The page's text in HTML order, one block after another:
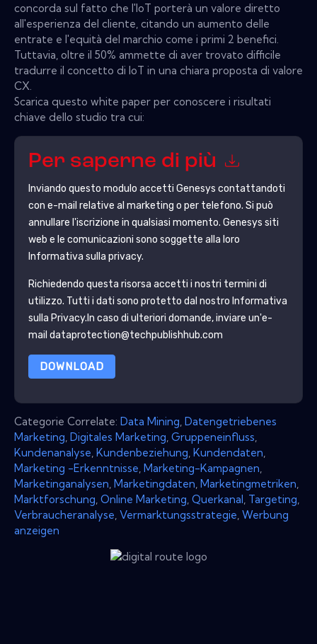
concorda sul fatto che l'IoT porterà un valore diretto
all'esperienza del cliente, citando un aumento delle
entrate e l'equità del marchio come i primi 2 benefici.
Tuttavia, oltre il 50% ammette di aver trovato difficile
tradurre il concetto di IoT in una chiara proposta di valore
CX.
Scarica questo white paper per conoscere i risultati
chiave dello studio tra cui:
Per saperne di più
Inviando questo modulo accetti Genesys contattandoti
con e-mail relative al marketing o per telefono. Si può
annullare l'iscrizione in qualsiasi momento. Genesys siti
web e le comunicazioni sono soggette alla loro
Informativa sulla privacy.
Richiedendo questa risorsa accetti i nostri termini di
utilizzo. Tutti i dati sono protetto dal nostro Informativa
sulla Privacy.In caso di ulteriori domande, inviare un'e-
mail dataprotection@techpublishhub.com
DOWNLOAD
Categorie Correlate: Data Mining Datengetriebenes
Marketing Digitales Marketing Gruppeneinfluss
Kundenanalyse Kundenbeziehung Kundendaten
Marketing -Erkenntnisse Marketing-Kampagnen
Marketinganalysen Marketingdaten Marketingmetriken
Marktforschung Online Marketing Querkanal Targeting
Verbraucheranalyse Vermarktungsstrategie Werbung
anzeigen